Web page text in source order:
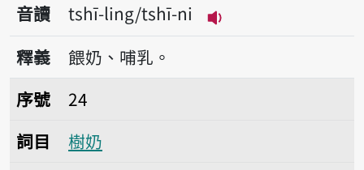
音讀
tshī-ling/tshī-ni
播放音讀tshī-ling/
釋義
餵奶、哺乳。
序號24樹奶
序號
24
詞目
樹奶